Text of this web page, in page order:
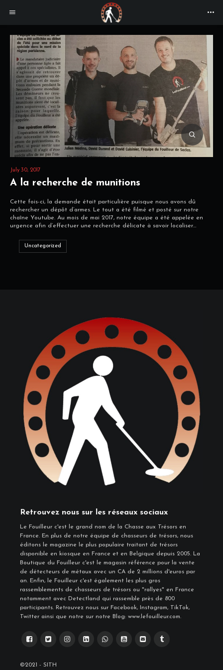
July 30, 2017
A la recherche de munitions
Cette fois-ci, la demande était particulière puisque nous avons dû
rechercher un dépôt d’armes. Le tout a été filmé et posté sur notre
chaîne Youtube. Au mois de mai 2017, notre équipe a été appelée en
urgence afin d’effectuer une recherche délicate à savoir localiser…
Uncategorized
Retrouvez nous sur les réseaux sociaux
Le Fouilleur c'est le grand nom de la Chasse aux Trésors en
France. En plus de notre équipe de chasseurs de trésors, nous
éditons le magazine le plus populaire traitant de trésors
disponible en kiosque en France et en Belgique depuis 2005. La
Boutique du Fouilleur c'est le magasin référence pour la vente
de détecteurs de métaux avec un CA de 2 millions d'euros par
an. Enfin, le Fouilleur c'est également les plus gros
rassemblements de chasseurs de trésors ou "rallyes" en France
notamment avec Detectland qui rassemble près de 800
participants. Retrouvez nous sur Facebook, Instagram, TikTok,
Twitter ainsi que notre sur notre Blog: www.lefouilleur.com.
©2021 - SITH